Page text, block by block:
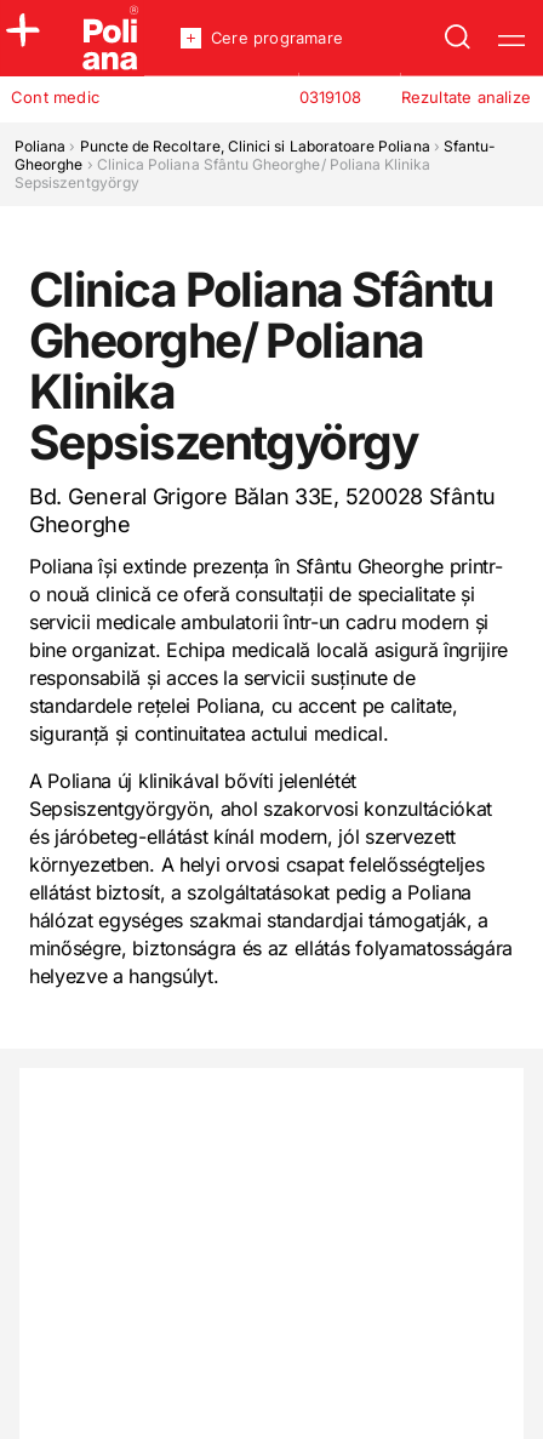
Policlinica
Incredere
Cont medic Rezultate analize
0319108
Cere programare
Poliana › Puncte de Recoltare, Clinici si Laboratoare Poliana › Sfantu-
Gheorghe › Clinica Poliana Sfântu Gheorghe/ Poliana Klinika
Sepsiszentgyörgy
Clinica Poliana Sfântu
Gheorghe/ Poliana
Klinika
Sepsiszentgyörgy
Bd. General Grigore Bălan 33E, 520028 Sfântu
Gheorghe
Poliana își extinde prezența în Sfântu Gheorghe printr-
o nouă clinică ce oferă consultații de specialitate și
servicii medicale ambulatorii într-un cadru modern și
bine organizat. Echipa medicală locală asigură îngrijire
responsabilă și acces la servicii susținute de
standardele rețelei Poliana, cu accent pe calitate,
siguranță și continuitatea actului medical.
A Poliana új klinikával bővíti jelenlétét
Sepsiszentgyörgyön, ahol szakorvosi konzultációkat
és járóbeteg-ellátást kínál modern, jól szervezett
környezetben. A helyi orvosi csapat felelősségteljes
ellátást biztosít, a szolgáltatásokat pedig a Poliana
hálózat egységes szakmai standardjai támogatják, a
minőségre, biztonságra és az ellátás folyamatosságára
helyezve a hangsúlyt.